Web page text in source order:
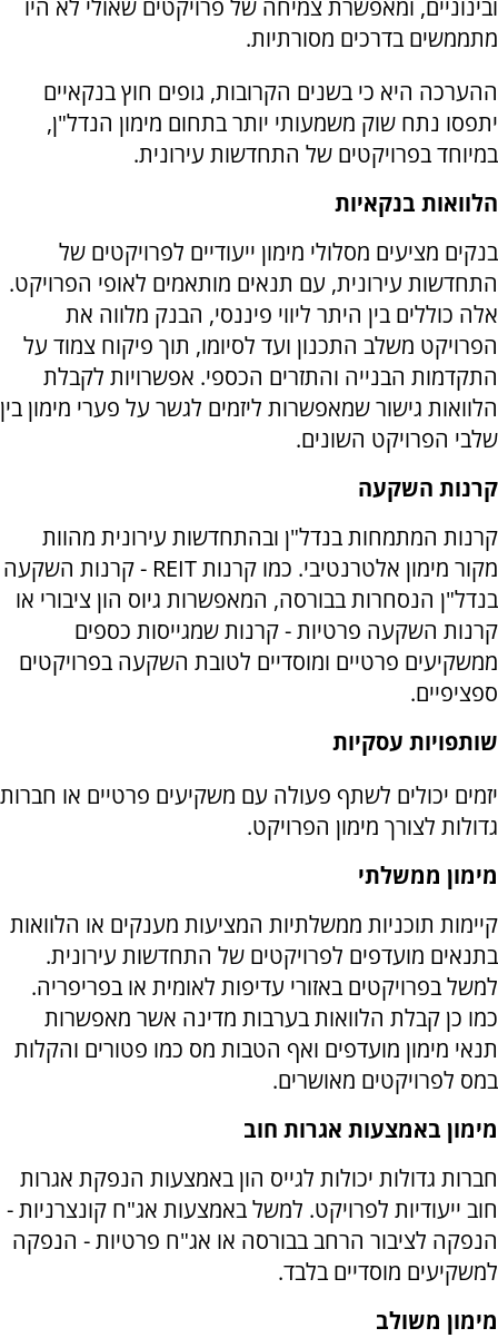
ובינוניים, ומאפשרת צמיחה של פרויקטים שאולי לא היו
מתממשים בדרכים מסורתיות.
ההערכה היא כי בשנים הקרובות, גופים חוץ בנקאיים
יתפסו נתח שוק משמעותי יותר בתחום מימון הנדל"ן,
במיוחד בפרויקטים של התחדשות עירונית.
הלוואות בנקאיות
בנקים מציעים מסלולי מימון ייעודיים לפרויקטים של
התחדשות עירונית, עם תנאים מותאמים לאופי הפרויקט.
אלה כוללים בין היתר ליווי פיננסי, הבנק מלווה את
הפרויקט משלב התכנון ועד לסיומו, תוך פיקוח צמוד על
התקדמות הבנייה והתזרים הכספי. אפשרויות לקבלת
הלוואות גישור שמאפשרות ליזמים לגשר על פערי מימון בין
שלבי הפרויקט השונים.
קרנות השקעה
קרנות המתמחות בנדל"ן ובהתחדשות עירונית מהוות
מקור מימון אלטרנטיבי. כמו קרנות REIT - קרנות השקעה
בנדל"ן הנסחרות בבורסה, המאפשרות גיוס הון ציבורי או
קרנות השקעה פרטיות - קרנות שמגייסות כספים
ממשקיעים פרטיים ומוסדיים לטובת השקעה בפרויקטים
ספציפיים.
שותפויות עסקיות
יזמים יכולים לשתף פעולה עם משקיעים פרטיים או חברות
גדולות לצורך מימון הפרויקט.
מימון ממשלתי
קיימות תוכניות ממשלתיות המציעות מענקים או הלוואות
בתנאים מועדפים לפרויקטים של התחדשות עירונית.
למשל בפרויקטים באזורי עדיפות לאומית או בפריפריה.
כמו כן קבלת הלוואות בערבות מדינה אשר מאפשרות
תנאי מימון מועדפים ואף הטבות מס כמו פטורים והקלות
במס לפרויקטים מאושרים.
מימון באמצעות אגרות חוב
חברות גדולות יכולות לגייס הון באמצעות הנפקת אגרות
חוב ייעודיות לפרויקט. למשל באמצעות אג"ח קונצרניות -
הנפקה לציבור הרחב בבורסה או אג"ח פרטיות - הנפקה
למשקיעים מוסדיים בלבד.
מימון משולב